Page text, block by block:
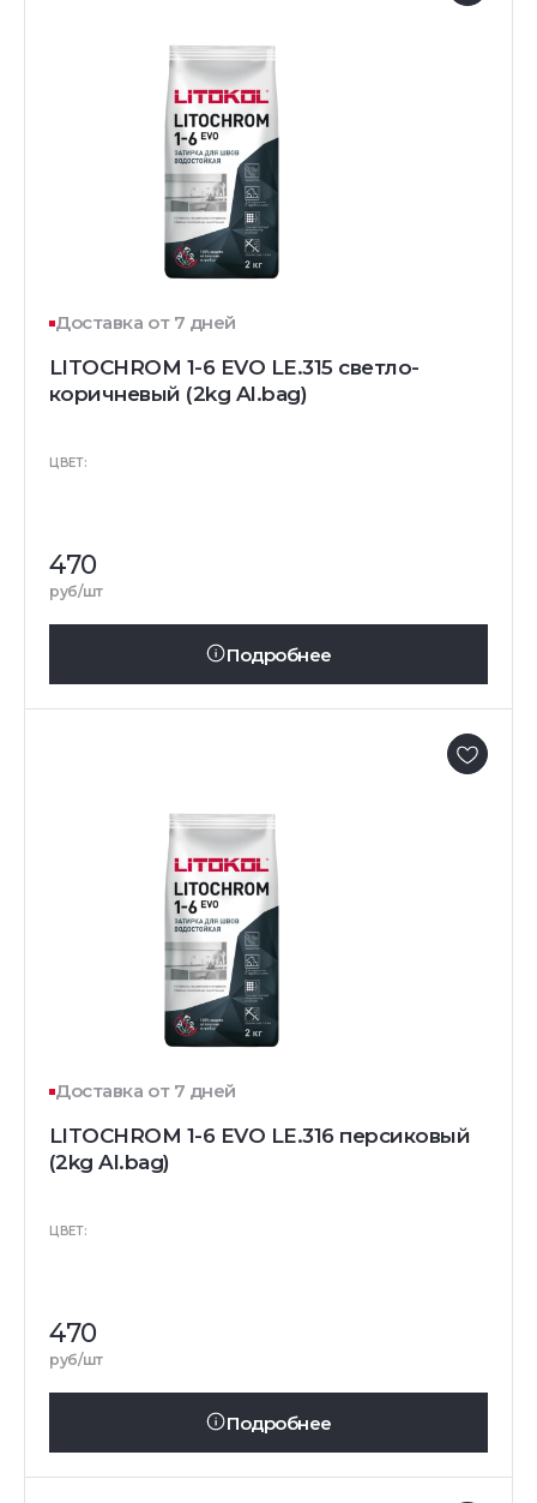
Доставка от 7 дней
LITOCHROM 1-6 EVO LE.315 светло-
коричневый (2kg Al.bag)
ЦВЕТ:
470
руб/шт
Подробнее
Доставка от 7 дней
LITOCHROM 1-6 EVO LE.316 персиковый
(2kg Al.bag)
ЦВЕТ:
470
руб/шт
Подробнее